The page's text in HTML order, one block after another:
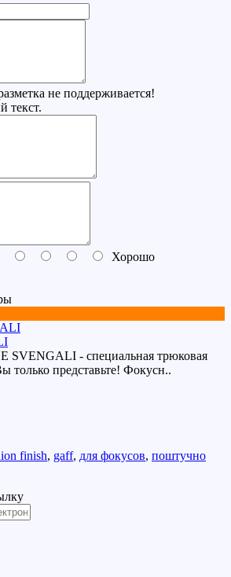
не поддерживается!
текст.
Хорошо
SVENGALI - специальная трюковая
только представьте! Фокусн..
finish, gaff, для фокусов, поштучно